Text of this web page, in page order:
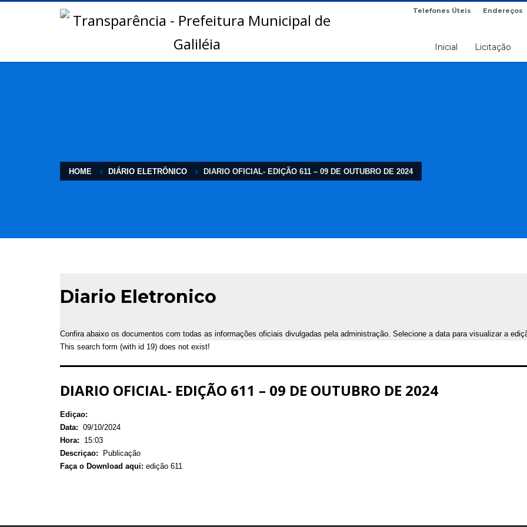
Telefones Úteis Endereços
Inicial Licitação
HOME DIÁRIO ELETRÔNICO DIARIO OFICIAL- EDIÇÃO 611 – 09 DE OUTUBRO DE 2024
Diario Eletronico
Confira abaixo os documentos com todas as informações oficiais divulgadas pela administração. Selecione a data para visualizar a
This search form (with id 19) does not exist!
DIARIO OFICIAL- EDIÇÃO 611 – 09 DE OUTUBRO DE 2024
Ediçao:
Data: 09/10/2024
Hora:
15:03
Descriçao:
Publicação
Faça o Download aqui: edição 611